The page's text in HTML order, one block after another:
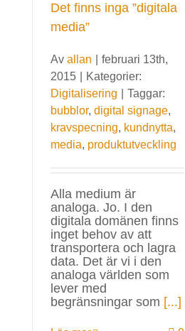
Det finns inga ”digitala
media”
Av allan
februari 13th,
2015
Kategorier:
Digitalisering
Taggar:
bubblor, digital signage,
kravspecning, kundnytta,
media, produktutveckling
Alla medium är
analoga. Jo. I den
digitala domänen finns
inget behov av att
transportera och lagra
data. Det är vi i den
analoga världen som
lever med
begränsningar som [...]